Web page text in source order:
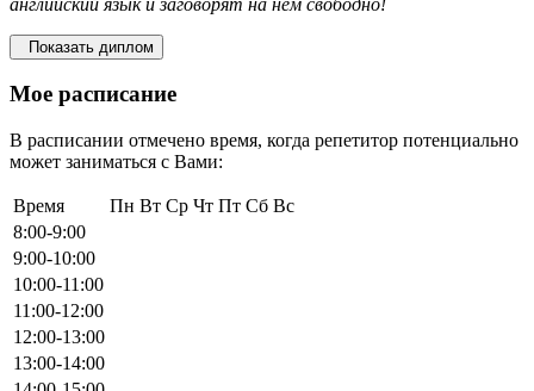
Показать диплом
Мое расписание
В расписании отмечено время, когда репетитор потенциально
может заниматься с Вами:
Время Пн Вт Ср Чт Пт Сб Вс
8:00-9:00
9:00-10:00
10:00-11:00
11:00-12:00
12:00-13:00
13:00-14:00